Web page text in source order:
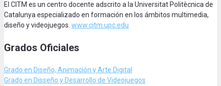
El CITM es un centro docente adscrito a la Universitat Politècnica de
Catalunya especializado en formación en los ámbitos multimedia,
diseño y videojuegos. www.citm.upc.edu
Grados Oficiales
Grado en Diseño, Animación y Arte Digital
Grado en Disseño y Desarrollo de Videojuegos